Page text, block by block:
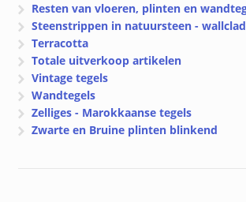
Resten van vloeren, plinten en
Steenstrippen in natuursteen -
Terracotta
Totale uitverkoop artikelen
Vintage tegels
Wandtegels
Zelliges - Marokkaanse tegels
Zwarte en Bruine plinten blinkend